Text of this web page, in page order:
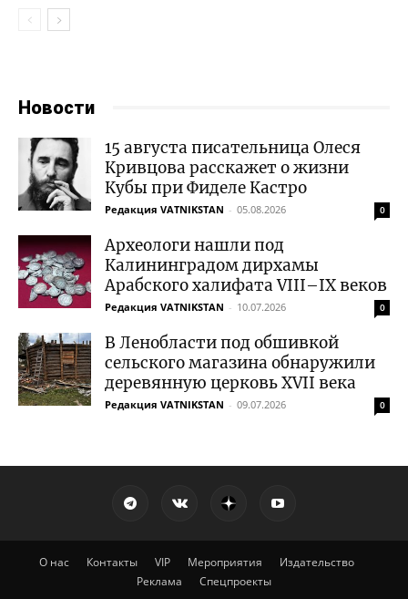
Новости
15 августа писательница Олеся
Кривцова расскажет о жизни
Кубы при Фиделе Кастро
Редакция VATNIKSTAN - 05.08.2026 0
Археологи нашли под
Калининградом дирхамы
Арабского халифата VIII–IX веков
Редакция VATNIKSTAN - 10.07.2026 0
В Ленобласти под обшивкой
сельского магазина обнаружили
деревянную церковь XVII века
Редакция VATNIKSTAN - 09.07.2026 0
О нас Контакты VIP Мероприятия
Издательство
Реклама
Спецпроекты